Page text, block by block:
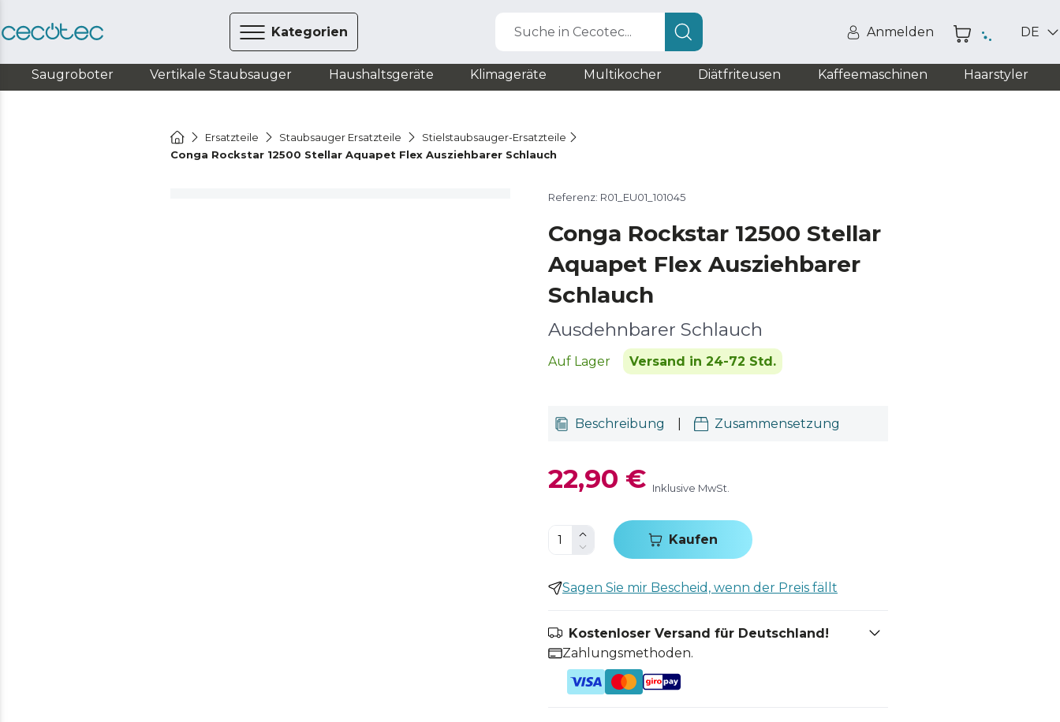
Kategorien Suche in Cecotec... Anmelden DE
Saugroboter Vertikale Staubsauger Haushaltsgeräte Klimageräte Multikocher Diätfriteusen Kaffeemaschinen Haarstyler
Ersatzteile Staubsauger Ersatzteile
Stielstaubsauger-Ersatzteile
Conga Rockstar 12500 Stellar Aquapet Flex Ausziehbarer Schlauch
Referenz: R01_EU01_101045
Conga Rockstar 12500 Stellar
Aquapet Flex Ausziehbarer
Schlauch
Ausdehnbarer Schlauch
Auf Lager Versand in 24-72 Std.
Beschreibung Zusammensetzung
22,90 € Inklusive MwSt.
Kaufen
Sagen Sie mir Bescheid, wenn der Preis fällt
Kostenloser Versand für Deutschland!
Zahlungsmethoden.